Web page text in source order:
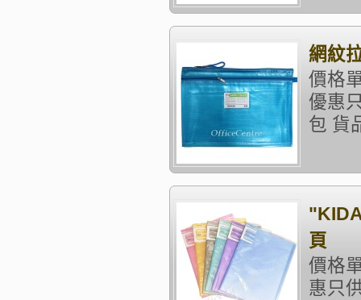
網紋
價格
優惠
包 貨
頁
價格
惠只